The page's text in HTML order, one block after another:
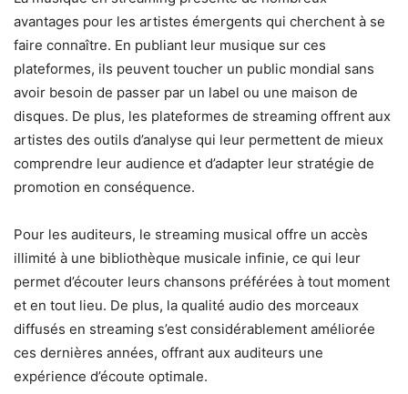
avantages pour les artistes émergents qui cherchent à se
faire connaître. En publiant leur musique sur ces
plateformes, ils peuvent toucher un public mondial sans
avoir besoin de passer par un label ou une maison de
disques. De plus, les plateformes de streaming offrent aux
artistes des outils d’analyse qui leur permettent de mieux
comprendre leur audience et d’adapter leur stratégie de
promotion en conséquence.
Pour les auditeurs, le streaming musical offre un accès
illimité à une bibliothèque musicale infinie, ce qui leur
permet d’écouter leurs chansons préférées à tout moment
et en tout lieu. De plus, la qualité audio des morceaux
diffusés en streaming s’est considérablement améliorée
ces dernières années, offrant aux auditeurs une
expérience d’écoute optimale.